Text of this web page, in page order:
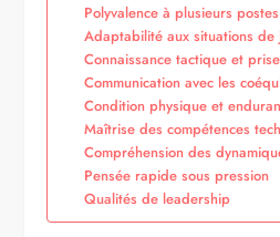
Polyvalence à plusieurs postes
Adaptabilité aux situations de
Connaissance tactique et
Communication avec les
Condition physique et
Maîtrise des compétences
Compréhension des
Pensée rapide sous pression
Qualités de leadership